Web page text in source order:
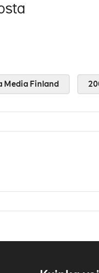
Media Finland